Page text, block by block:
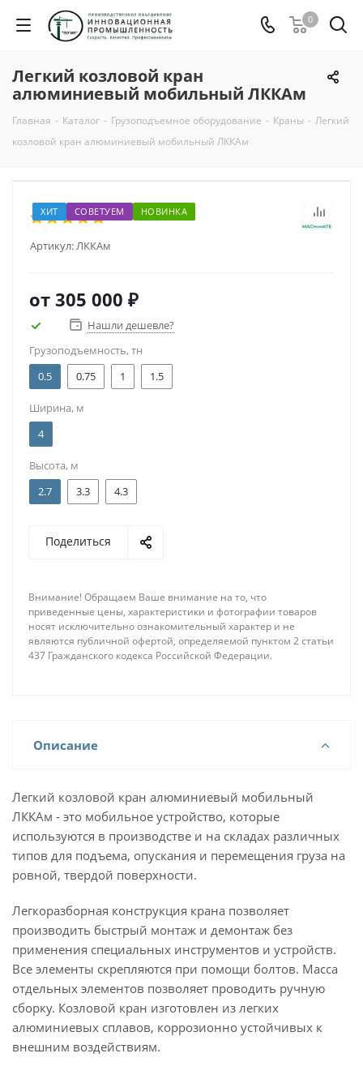
0
Легкий козловой кран
алюминиевый мобильный ЛККАм
Главная - Каталог - Грузоподъемное оборудование - Краны - Легкий
козловой кран алюминиевый мобильный ЛККАм
ХИТ СОВЕТУЕМ НОВИНКА
Артикул:ЛККАм
от 305 000 ₽
Нашли дешевле?
Грузоподъемность, тн
0.5
0.75 1 1.5
Ширина, м
4
Высота, м
2.7
3.3 4.3
Поделиться
Внимание! Обращаем Ваше внимание на то, что
приведенные цены, характеристики и фотографии товаров
носят исключительно ознакомительный характер и не
являются публичной офертой, определяемой пунктом 2 статьи
437 Гражданского кодекса Российской Федерации.
Описание
Легкий козловой кран алюминиевый мобильный
ЛККАм - это мобильное устройство, которые
используются в производстве и на складах различных
типов для подъема, опускания и перемещения груза на
ровной, твердой поверхности.
Легкоразборная конструкция крана позволяет
производить быстрый монтаж и демонтаж без
применения специальных инструментов и устройств.
Все элементы скрепляются при помощи болтов. Масса
отдельных элементов позволяет проводить ручную
сборку. Козловой кран изготовлен из легких
алюминиевых сплавов, коррозионно устойчивых к
внешним воздействиям.